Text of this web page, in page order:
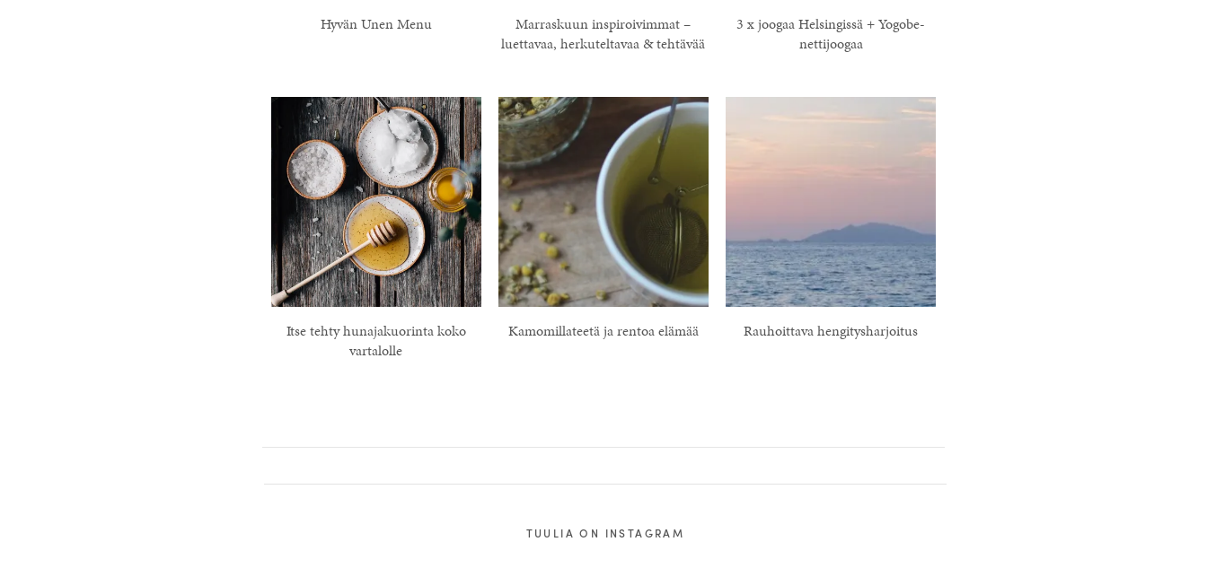
Hyvän Unen Menu
Marraskuun inspiroivimmat –
luettavaa, herkuteltavaa & tehtävää
3 x joogaa Helsingissä + Yogobe-
nettijoogaa
Itse tehty hunajakuorinta koko
vartalolle
Kamomillateetä ja rentoa elämää Rauhoittava hengitysharjoitus
TUULIA ON INSTAGRAM